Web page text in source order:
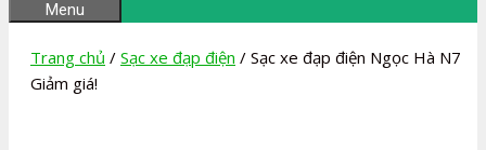
Menu
Trang chủ / Sạc xe đạp điện / Sạc xe đạp điện Ngọc Hà N7
Giảm giá!